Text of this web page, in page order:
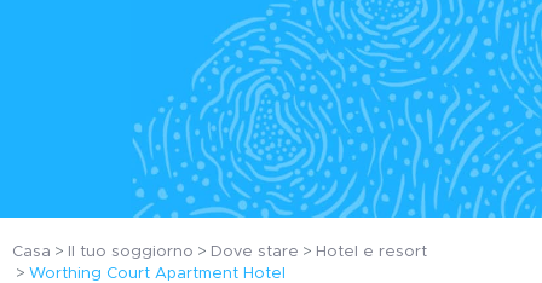
Casa Il tuo soggiorno Dove stare
Hotel e resort
Worthing Court Apartment Hotel